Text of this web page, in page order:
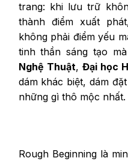
trang: khi lưu trữ
thành điểm xuất
không phải điểm yếu
tinh thần sáng tạo mà
Nghệ Thuật, Đại học
dám khác biệt, dám
những gì thô mộc nhất.
Rough Beginning là